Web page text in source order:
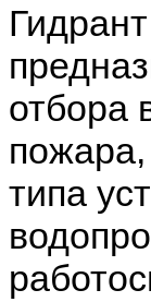
отбора
типа